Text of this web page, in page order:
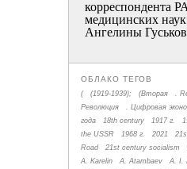
корреспондента
медицинских
Ангелины
ОБЛАКО ТЕГОВ
( (1919-1939); (Вторая .
Революция
. Цифровая
года
18th century 1917 г.
the USSR
1968 г. 2021
Road
21st century socialism
A. Karelin
A. Atambaev A. I.